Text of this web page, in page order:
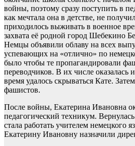
войны, поэтому сразу поступить в
как мечтала она в детстве, не
приходилось выживать в военное
захвата её родной город Шебекино
Немцы объявили облаву на всех
успевающих на «отлично» по
было чтобы те пропагандировали
переводчиков. В их числе оказалась
время удалось скрываться Кате.
фашистов.
После войны, Екатерина Ивановна
педагогический техникум.
стала работать учителем немецкого
Екатерину Ивановну назначили